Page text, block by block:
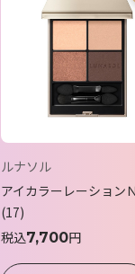
ルナソル
アイカラーレーション
17
税込7,700円